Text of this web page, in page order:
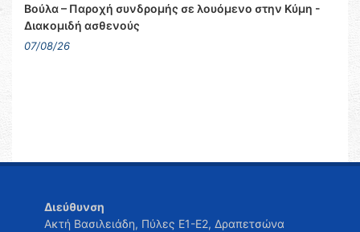
Βούλα – Παροχή συνδρομής σε λουόμενο στην Κύμη -
Διακομιδή ασθενούς
07/08/26
Διεύθυνση
Ακτή Βασιλειάδη, Πύλες Ε1-Ε2, Δραπετσώνα